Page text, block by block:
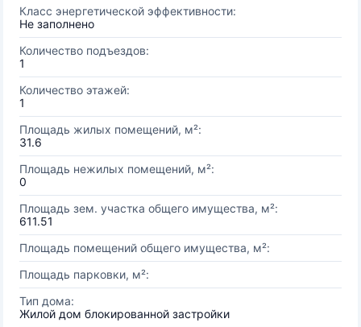
Класс энергетической эффективности:
Не заполнено
Количество подъездов:
1
Количество этажей:
1
Площадь жилых помещений, м²:
31.6
Площадь нежилых помещений, м²:
0
Площадь зем. участка общего имущества, м²:
611.51
Площадь помещений общего имущества, м²:
Площадь парковки, м²:
Тип дома:
Жилой дом блокированной застройки